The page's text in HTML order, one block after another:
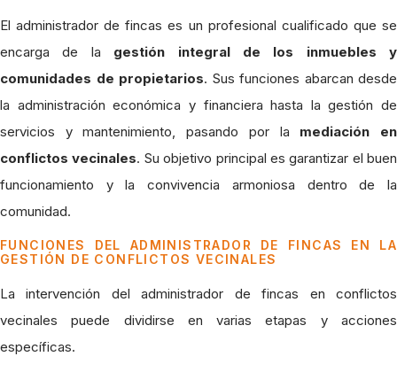
El administrador de fincas es un profesional cualificado que se
encarga de la gestión integral de los inmuebles y
comunidades de propietarios. Sus funciones abarcan desde
la administración económica y financiera hasta la gestión de
servicios y mantenimiento, pasando por la mediación en
conflictos vecinales. Su objetivo principal es garantizar el buen
funcionamiento y la convivencia armoniosa dentro de la
comunidad.
FUNCIONES DEL ADMINISTRADOR DE FINCAS EN LA
GESTIÓN DE CONFLICTOS VECINALES
La intervención del administrador de fincas en conflictos
vecinales puede dividirse en varias etapas y acciones
específicas.